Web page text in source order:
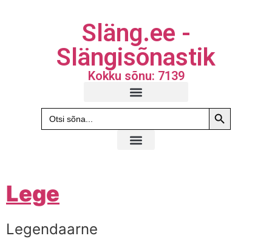
Släng.ee -
Slängisõnastik
Kokku sõnu: 7139
Search
for:
Search
Lege
Legendaarne